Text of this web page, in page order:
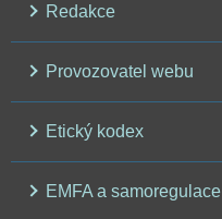
Redakce
Provozovatel webu
Etický kodex
EMFA a samoregulace